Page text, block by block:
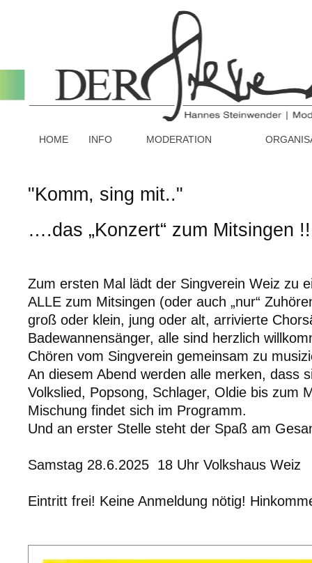
HOME INFO MODERATION
"Komm, sing mit.."
….das „Konzert“ zum Mitsingen !!
Zum ersten Mal lädt der Singverein Weiz zu
ALLE zum Mitsingen (oder auch „nur“
groß oder klein, jung oder alt, arrivierte
Badewannensänger, alle sind herzlich
Chören vom Singverein gemeinsam zu
An diesem Abend werden alle merken, dass
Volkslied, Popsong, Schlager, Oldie bis zum
Mischung findet sich im Programm.
Und an erster Stelle steht der Spaß am
Samstag 28.6.2025 18 Uhr Volkshaus Weiz
Eintritt frei! Keine Anmeldung nötig!